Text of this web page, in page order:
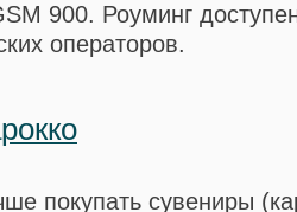
900. Роуминг
операторов.
покупать сувениры